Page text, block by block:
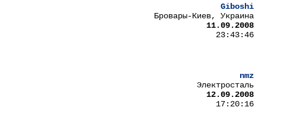
Giboshi
Бровары-Киев, Украина
11.09.2008
23:43:46
nmz
Электросталь
12.09.2008
17:20:16